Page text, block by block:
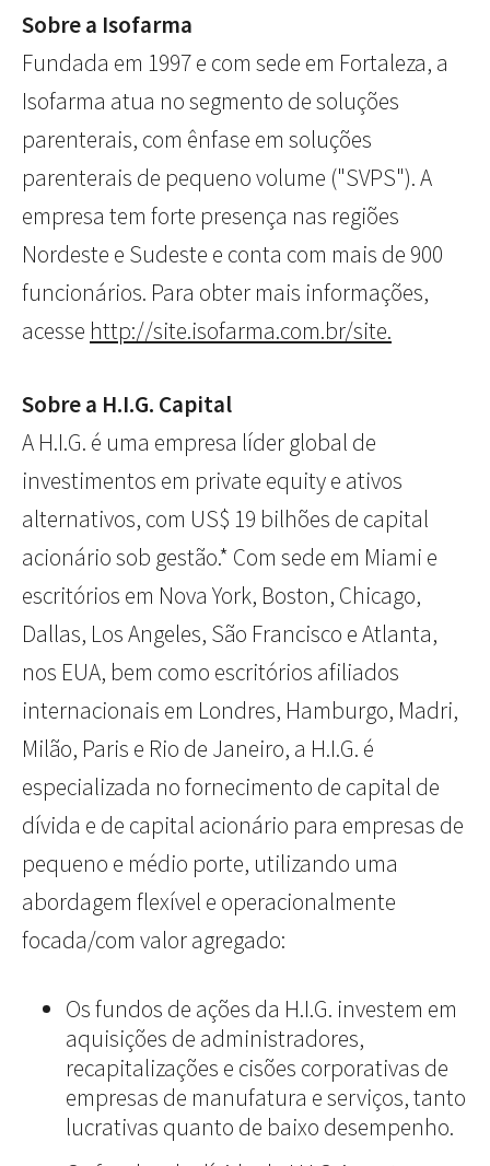
Sobre a Isofarma
Fundada em 1997 e com sede em Fortaleza, a
Isofarma atua no segmento de soluções
parenterais, com ênfase em soluções
parenterais de pequeno volume ("SVPS"). A
empresa tem forte presença nas regiões
Nordeste e Sudeste e conta com mais de 900
funcionários. Para obter mais informações,
acesse http://site.isofarma.com.br/site.
Sobre a H.I.G. Capital
A H.I.G. é uma empresa líder global de
investimentos em private equity e ativos
alternativos, com US$ 19 bilhões de capital
acionário sob gestão.* Com sede em Miami e
escritórios em Nova York, Boston, Chicago,
Dallas, Los Angeles, São Francisco e Atlanta,
nos EUA, bem como escritórios afiliados
internacionais em Londres, Hamburgo, Madri,
Milão, Paris e Rio de Janeiro, a H.I.G. é
especializada no fornecimento de capital de
dívida e de capital acionário para empresas de
pequeno e médio porte, utilizando uma
abordagem flexível e operacionalmente
focada/com valor agregado:
Os fundos de ações da H.I.G. investem em
aquisições de administradores,
recapitalizações e cisões corporativas de
empresas de manufatura e serviços, tanto
lucrativas quanto de baixo desempenho.